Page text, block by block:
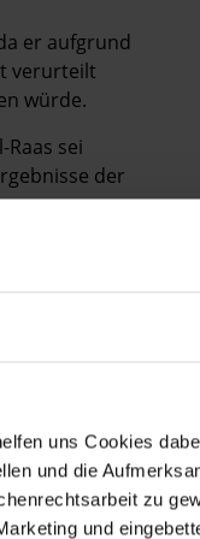
uns Cookies
und die
zu
und
er aufgrund
verurteilt
würde.
sei
der
since he has
that
make
ill-treatment.